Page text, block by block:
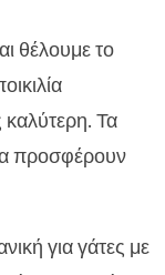
θέλουμε το
Τα
προσφέρουν
για γάτες με